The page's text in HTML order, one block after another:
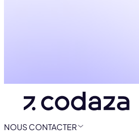
NOUS CONTACTER